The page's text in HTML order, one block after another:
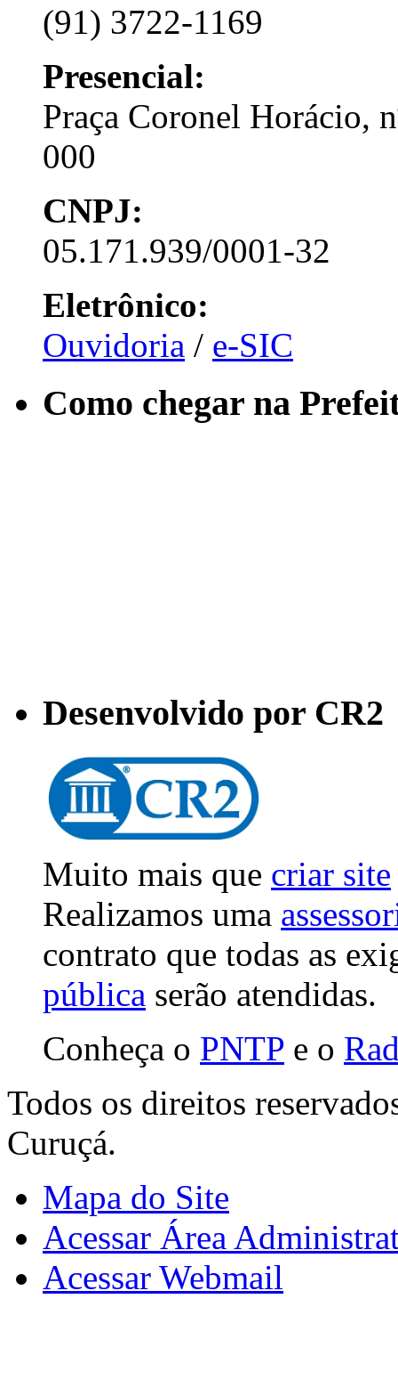
(91) 3722-1169
Presencial:
Praça Coronel Horácio,
000
CNPJ:
05.171.939/0001-32
Eletrônico:
Ouvidoria / e-SIC
Como chegar na
Desenvolvido por CR2
Muito mais que criar site
Realizamos uma
contrato que todas as
pública serão atendidas.
Conheça o PNTP e o
Todos os direitos
Curuçá.
Mapa do Site
Acessar Área
Acessar Webmail